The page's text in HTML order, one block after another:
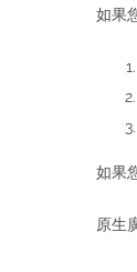
如果
如果
原生